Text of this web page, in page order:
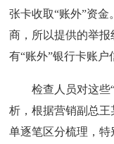
张卡收取“账外”资
商，所以提供的举
有“账外”银行卡账户
检查人员对这些“
析，根据营销副总
单逐笔区分梳理，